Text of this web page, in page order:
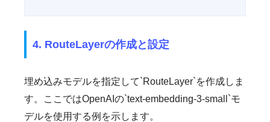
4. RouteLayerの作成と設定
埋め込みモデルを指定して`RouteLayer`を作成しま
す。ここではOpenAIの`text-embedding-3-small`モ
デルを使用する例を示します。